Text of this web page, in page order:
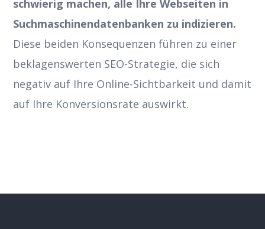
schwierig machen, alle Ihre Webseiten in
Suchmaschinendatenbanken zu indizieren.
Diese beiden Konsequenzen führen zu einer
beklagenswerten SEO-Strategie, die sich
negativ auf Ihre Online-Sichtbarkeit und damit
auf Ihre Konversionsrate auswirkt.